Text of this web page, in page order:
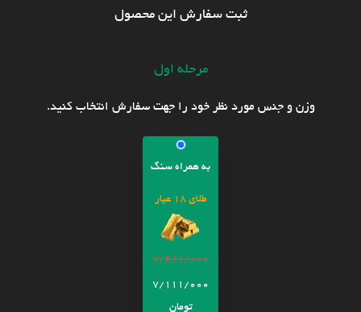
ثبت سفارش این محصول
مرحله اول
وزن و جنس مورد نظر خود را جهت سفارش انتخاب کنید.
به همراه سنگ
طلای 18 عیار
7/211/000
7/111/000
تومان